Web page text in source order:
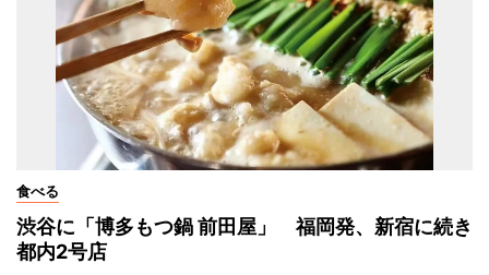
食べる
渋谷に「博多もつ鍋 前田屋」 福岡発、新宿に続き
都内2号店